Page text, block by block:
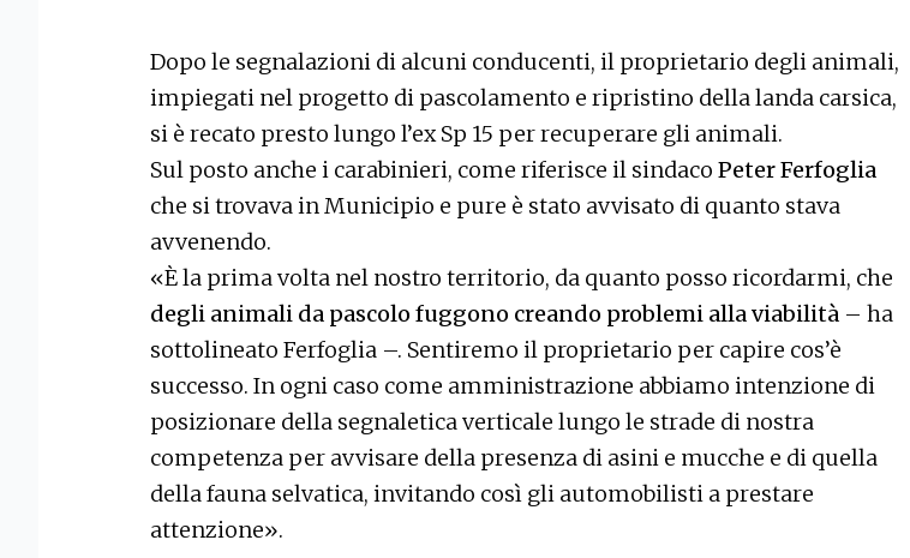
Dopo le segnalazioni di alcuni conducenti, il proprietario degli animali,
impiegati nel progetto di pascolamento e ripristino della landa carsica,
si è recato presto lungo l’ex Sp 15 per recuperare gli animali.
Sul posto anche i carabinieri, come riferisce il sindaco Peter Ferfoglia
che si trovava in Municipio e pure è stato avvisato di quanto stava
avvenendo.
«È la prima volta nel nostro territorio, da quanto posso ricordarmi, che
degli animali da pascolo fuggono creando problemi alla viabilità – ha
sottolineato Ferfoglia –. Sentiremo il proprietario per capire cos’è
successo. In ogni caso come amministrazione abbiamo intenzione di
posizionare della segnaletica verticale lungo le strade di nostra
competenza per avvisare della presenza di asini e mucche e di quella
della fauna selvatica, invitando così gli automobilisti a prestare
attenzione».